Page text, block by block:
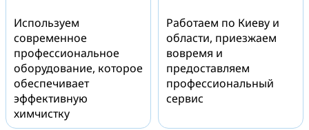
Используем
современное
профессиональное
оборудование, которое
обеспечивает
эффективную
химчистку
Работаем по Киеву и
области, приезжаем
вовремя и
предоставляем
профессиональный
сервис